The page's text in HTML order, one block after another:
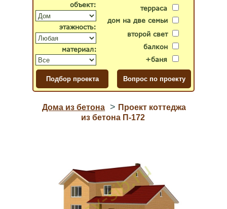
второй свет
дом на две семьи
терраса
балкон
+баня
объект:
материал:
этажность:
Дома из бетона > Проект коттеджа
из бетона П-172